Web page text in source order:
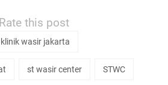
Rate this post
klinik wasir jakarta
st wasir center STWC